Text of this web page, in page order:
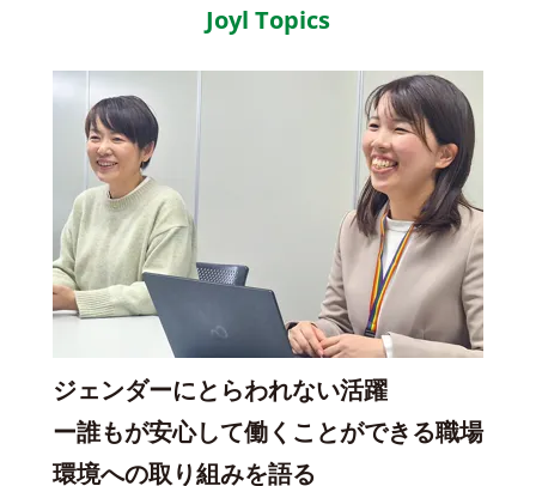
Joyl Topics
ジェンダーにとらわれない活躍
ー誰もが安心して働くことができる職場
環境への取り組みを語る